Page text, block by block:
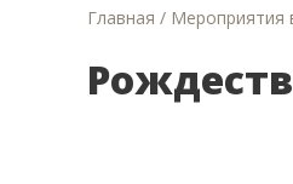
Главная / Мероприятия